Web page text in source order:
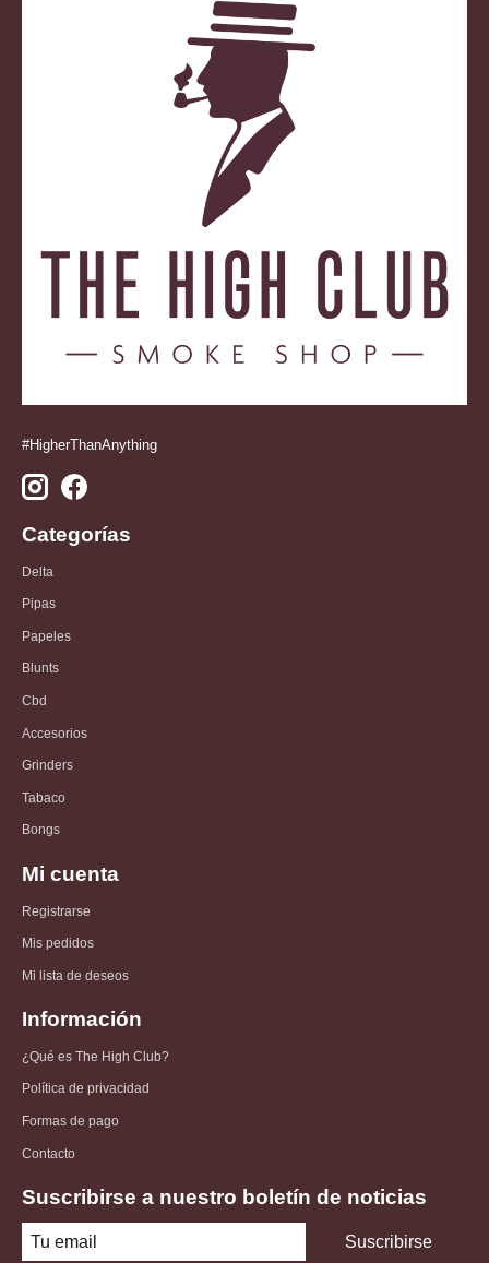
#HigherThanAnything
Categorías
Delta
Pipas
Papeles
Blunts
Cbd
Accesorios
Grinders
Tabaco
Bongs
Mi cuenta
Registrarse
Mis pedidos
Mi lista de deseos
Información
¿Qué es The High Club?
Política de privacidad
Formas de pago
Contacto
Suscribirse a nuestro boletín de noticias
Suscribirse